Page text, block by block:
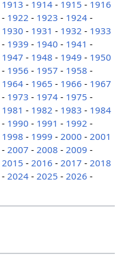
1913 - 1914- 1915 - 1916
- 1922 - 1923 - 1924-
1930 - 1931 - 1932 - 1933
- 1939 - 1940 - 1941 -
1947 - 1948 - 1949 - 1950
- 1956 - 1957 - 1958 -
1964- 1965 - 1966 - 1967
- 1973 - 1974- 1975 -
1981 - 1982 - 1983 - 1984
- 1990 - 1991 - 1992 -
1998 - 1999 - 2000 - 2001
- 2007 - 2008 - 2009 -
2015 - 2016 - 2017 - 2018
- 2024- 2025 - 2026 -